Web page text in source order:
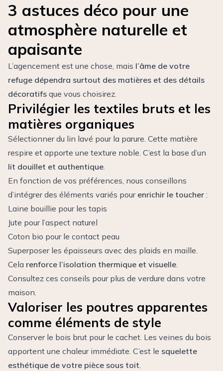
3 astuces déco pour une
atmosphère naturelle et
apaisante
L’agencement est une chose, mais l’âme de votre
refuge dépendra surtout des matières et des détails
décoratifs que vous choisirez.
Privilégier les textiles bruts et les
matières organiques
Sélectionner du lin lavé pour la parure. Cette matière
respire et apporte une texture noble. C’est la base d’un
lit douillet et authentique.
En fonction de vos préférences, nous conseillons
d’intégrer des éléments variés pour enrichir le toucher :
Laine bouillie pour les tapis
Jute pour l’aspect naturel
Coton bio pour le contact peau
Superposer les épaisseurs avec des plaids en maille.
Cela renforce l’isolation thermique et visuelle.
Consultez ces conseils pour plus de verdure dans votre
maison.
Valoriser les poutres apparentes
comme éléments de style
Conserver le bois brut pour le cachet. Les veines du bois
apportent une chaleur immédiate. C’est le squelette
esthétique de votre pièce sous toit.